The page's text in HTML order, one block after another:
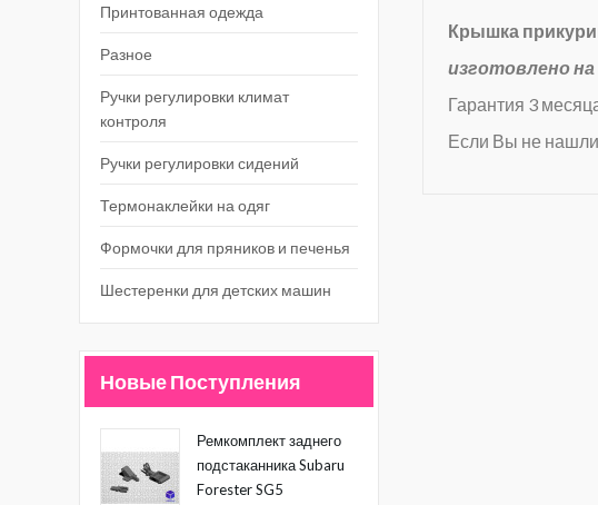
Принтованная одежда
Разное
Ручки регулировки климат
контроля
Ручки регулировки сидений
Термонаклейки на одяг
Формочки для пряников и печенья
Шестеренки для детских машин
Новые Поступления
Ремкомплект заднего
подстаканника Subaru
Forester SG5
Крышка
изготовлено
Гарантия 3
Если Вы не нашли